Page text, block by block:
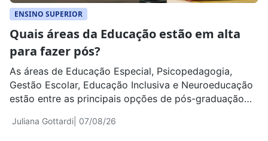
ENSINO SUPERIOR
Quais áreas da Educação estão em alta
para fazer pós?
Juliana Gottardi | 07/08/26
As áreas de Educação Especial, Psicopedagogia,
Gestão Escolar, Educação Inclusiva e Neuroeducação
estão entre as principais opções de pós-graduação